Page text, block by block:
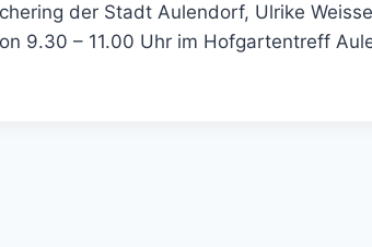
der Stadt Aulendorf, Ulrike
9.30 – 11.00 Uhr im Hofgartentreff